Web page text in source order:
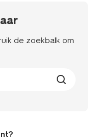
de zoekbalk om